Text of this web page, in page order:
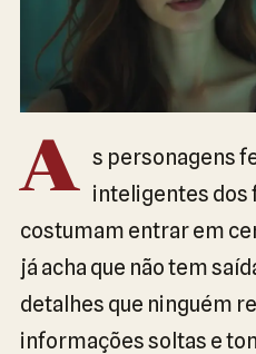
A s personagens
inteligentes dos
costumam entrar em
já acha que não tem
detalhes que ninguém
informações soltas e